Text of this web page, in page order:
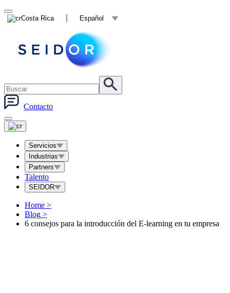
Costa Rica Español
Contacto
Servicios
Industrias
Partners
Talento
SEIDOR
Home >
Blog >
6 consejos para la introducción del E-learning en tu empresa